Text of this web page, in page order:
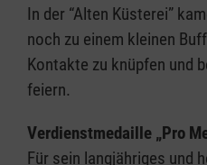
In der “Alten Küsterei”
noch zu einem kleinen
Kontakte zu knüpfen und
feiern.
Verdienstmedaille „Pro
Für sein langjähriges und